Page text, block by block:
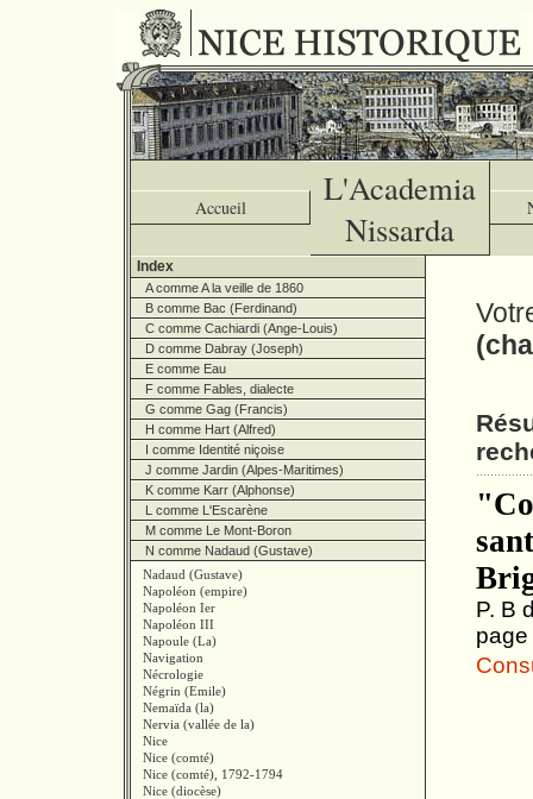
Accueil
L'Academia
Nissarda
Index
A comme A la veille de 1860
B comme Bac (Ferdinand)
C comme Cachiardi (Ange-Louis)
D comme Dabray (Joseph)
E comme Eau
F comme Fables, dialecte
G comme Gag (Francis)
H comme Hart (Alfred)
I comme Identité niçoise
J comme Jardin (Alpes-Maritimes)
K comme Karr (Alphonse)
L comme L'Escarène
M comme Le Mont-Boron
N comme Nadaud (Gustave)
Nadaud (Gustave)
Napoléon (empire)
Napoléon Ier
Napoléon III
Napoule (La)
Navigation
Nécrologie
Négrin (Emile)
Nemaïda (la)
Nervia (vallée de la)
Nice
Nice (comté)
Nice (comté), 1792-1794
Nice (diocèse)
P. B
page